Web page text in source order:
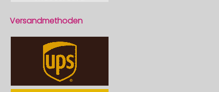
Versandmethoden